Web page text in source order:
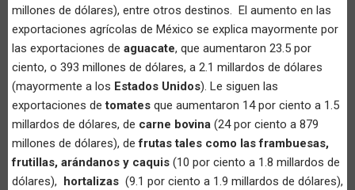
millones de dólares), entre otros destinos. El aumento en las
exportaciones agrícolas de México se explica mayormente por
las exportaciones de aguacate, que aumentaron 23.5 por
ciento, o 393 millones de dólares, a 2.1 millardos de dólares
(mayormente a los Estados Unidos). Le siguen las
exportaciones detomates que aumentaron 14 por ciento a 1.5
millardos de dólares, de carne bovina (24 por ciento a 879
millones de dólares), defrutas tales como las frambuesas,
frutillas, arándanos y caquis (10 por ciento a 1.8 millardos de
dólares), hortalizas (9.1 por ciento a 1.9 millardos de dólares),